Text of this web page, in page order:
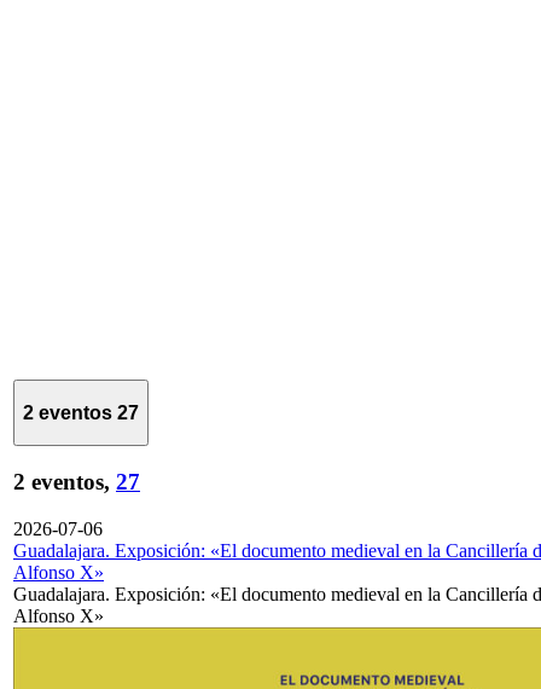
2 eventos 27
2 eventos, 27
2026-07-06
Guadalajara. Exposición: «El documento medieval en la Cancillería
Alfonso X»
Guadalajara. Exposición: «El documento medieval en la Cancillería
Alfonso X»